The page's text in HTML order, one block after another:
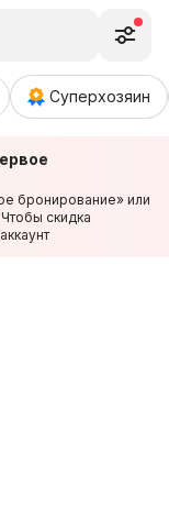
Суперхозяин
бронирование» или
скидка